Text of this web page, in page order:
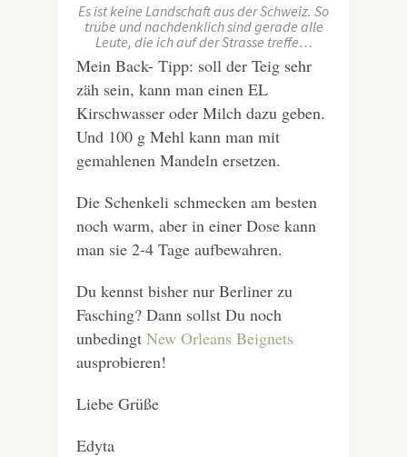
Es ist keine Landschaft aus der Schweiz. So
trübe und nachdenklich sind gerade alle
Leute, die ich auf der Strasse treffe…
Mein Back- Tipp: soll der Teig sehr
zäh sein, kann man einen EL
Kirschwasser oder Milch dazu geben.
Und 100 g Mehl kann man mit
gemahlenen Mandeln ersetzen.
Die Schenkeli schmecken am besten
noch warm, aber in einer Dose kann
man sie 2-4 Tage aufbewahren.
Du kennst bisher nur Berliner zu
Fasching? Dann sollst Du noch
unbedingt New Orleans Beignets
ausprobieren!
Liebe Grüße
Edyta